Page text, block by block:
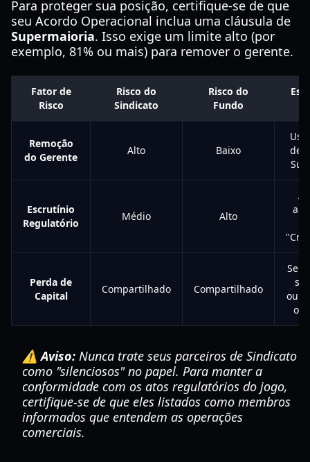
Para proteger sua posição, certifique-se de que
seu Acordo Operacional inclua uma cláusula de
Supermaioria. Isso exige um limite alto (por
exemplo, 81% ou mais) para remover o gerente.
Fator de
Risco
Risco do
Sindicato
Risco do
Fundo
Remoção
do Gerente
Alto Baixo
de
Escrutínio
Regulatório
Médio Alto
Perda de
Capital
Compartilhado Compartilhado
os
⚠️ Aviso: Nunca trate seus parceiros de Sindicato
como "silenciosos" no papel. Para manter a
conformidade com os atos regulatórios do jogo,
certifique-se de que eles listados como membros
informados que entendem as operações
comerciais.